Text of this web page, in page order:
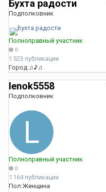
Бухта радости
Подполковник
Полноправный участник
0
1 523 публикации
Город:♫♪♫
lenok5558
Подполковник
Полноправный участник
0
1 164 публикации
Пол:Женщина